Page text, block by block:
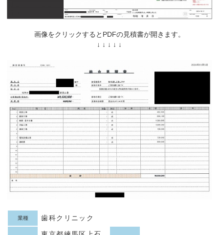
画像をクリックするとPDFの見積書が開きます。
↓ ↓ ↓ ↓ ↓
業種 歯科クリニック